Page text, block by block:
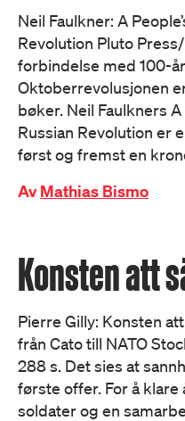
Neil Faulkner: A
Revolution Pluto
forbindelse med 100-
Oktoberrevolusjonen
bøker. Neil Faulkners
Russian Revolution er
først og fremst en
AvMathias Bismo
Konsten att
Pierre Gilly: Konsten
från Cato till NATO
288 s. Det sies at
første offer. For å
soldater og en